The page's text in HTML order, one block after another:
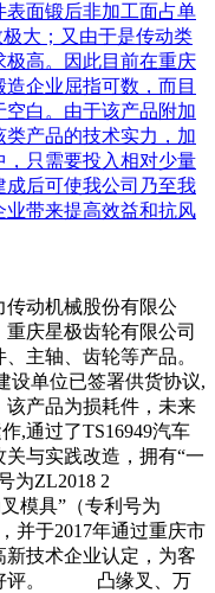
面锻后非加工面占单
大；又由于是传动类
高。因此目前在重庆
企业屈指可数，而目
白。由于该产品附加
产品的技术实力，加
，只需要投入相对少量
后可使我公司乃至我
业带来提高效益和抗风
动机械股份有限公
庆星极齿轮有限公司
主轴、齿轮等产品。
设单位已签署供货协议,
该产品为损耗件，未来
过了TS16949汽车
与实践改造，拥有“一
为ZL2018 2
模具”（专利号为
并于2017年通过重庆市
技术企业认定，为客
好评。 凸缘叉、万